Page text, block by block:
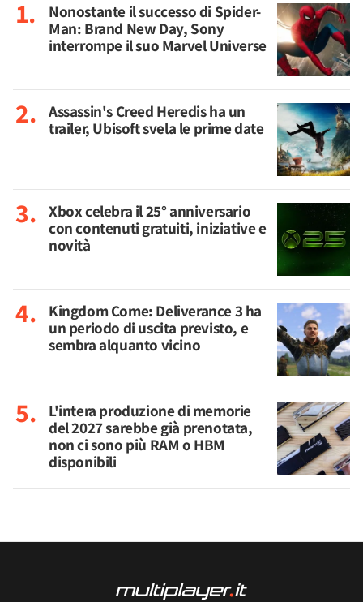
Nonostante il successo di Spider-
Man: Brand New Day, Sony
interrompe il suo Marvel Universe
Assassin's Creed Heredis ha un
trailer, Ubisoft svela le prime date
Xbox celebra il 25° anniversario
con contenuti gratuiti, iniziative e
novità
Kingdom Come: Deliverance 3 ha
un periodo di uscita previsto, e
sembra alquanto vicino
L'intera produzione di memorie
del 2027 sarebbe già prenotata,
non ci sono più RAM o HBM
disponibili